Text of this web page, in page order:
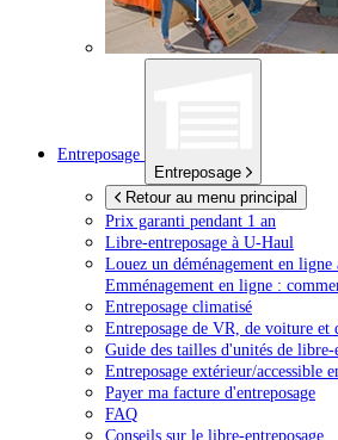
Entreposage
Entreposage
Retour au menu principal
Prix garanti pendant 1 an
Libre-entreposage à U-Haul
Louez un déménagement en ligne
Emménagement en ligne :
Entreposage climatisé
Entreposage de VR, de voiture et
Guide des tailles d'unités de libre-
Entreposage extérieur/accessible
Payer ma facture d'entreposage
FAQ
Conseils sur le libre-entreposage